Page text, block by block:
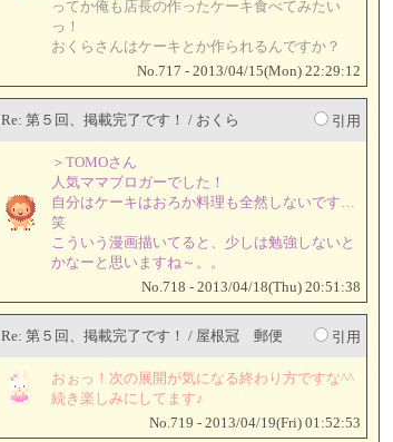
ってか俺も店長の作ったケーキ食べてみたい
っ！
おくらさんはケーキとか作られるんですか？
No.717 - 2013/04/15(Mon) 22:29:12
Re: 第５回、掲載完了です！ / おくら 引用
＞TOMOさん
人気ママブロガーでした！
自分はケーキはおろか料理も全然しないです…
笑
こういう漫画描いてると、少しは勉強しないと
かなーと思いますね～。。
No.718 - 2013/04/18(Thu) 20:51:38
Re: 第５回、掲載完了です！ / 屋根冠 郵便 引用
おぉっ！次の展開が気になる終わり方ですな^^
続き楽しみにしてます♪
No.719 - 2013/04/19(Fri) 01:52:53